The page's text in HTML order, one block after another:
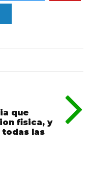
que
fisica, y
todas las